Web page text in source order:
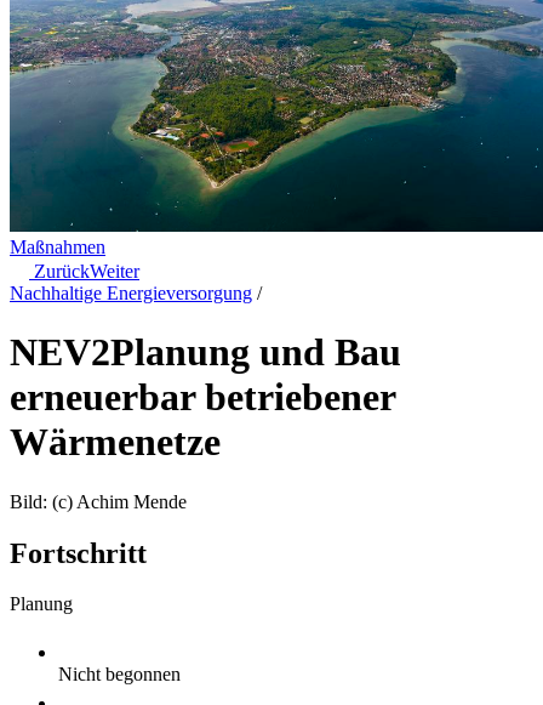
Maßnahmen
ZurückWeiter
Nachhaltige Energieversorgung /
NEV2Planung und Bau
erneuerbar betriebener
Wärmenetze
Bild: (c) Achim Mende
Fortschritt
Planung
Nicht begonnen